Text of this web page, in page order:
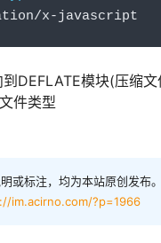
/x-javascript
DEFLATE模块(压缩文
件类型
或标注，均为本站原创发布
im.acirno.com/?p=1966